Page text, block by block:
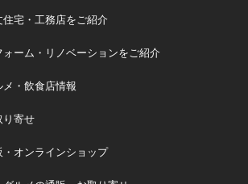
宅・工務店をご紹介
ーム・リノベーションをご紹介
・飲食店情報
り寄せ
オンラインショップ